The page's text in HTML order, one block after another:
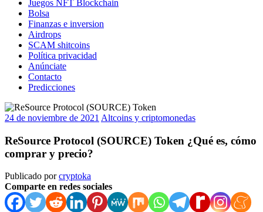
Juegos NFT Blockchain
Bolsa
Finanzas e inversion
Airdrops
SCAM shitcoins
Política privacidad
Anúnciate
Contacto
Predicciones
24 de noviembre de 2021 Altcoins y criptomonedas
ReSource Protocol (SOURCE) Token ¿Qué es, cómo
comprar y precio?
Publicado porcryptoka
Comparte en redes sociales